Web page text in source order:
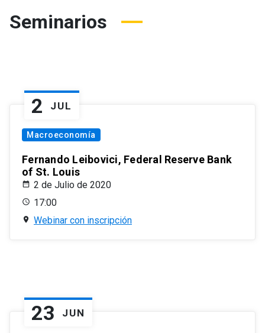
Seminarios
2 JUL
Macroeconomía
Fernando Leibovici, Federal Reserve Bank
of St. Louis
2 de Julio de 2020
17:00
Webinar con inscripción
23 JUN